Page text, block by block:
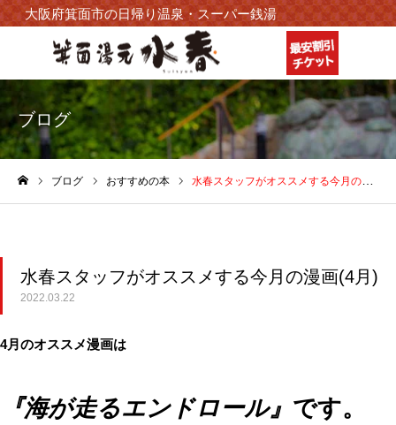
大阪府箕面市の日帰り温泉・スーパー銭湯
ブログ
ブログ おすすめの本 水春スタッフがオススメする今月の漫画(4月)
水春スタッフがオススメする今月の漫画(4月)
2022.03.22
4月のオススメ漫画は
『海が走るエンドロール』 です。